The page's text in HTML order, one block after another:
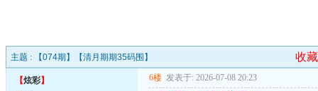
主题 : 【074期】【清月期期35码围】 收
【炫彩】 6楼 发表于: 2026-07-08 20:23